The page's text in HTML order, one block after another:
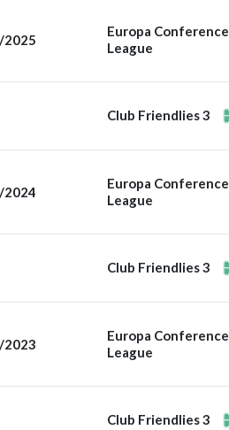
2025
Europa Conference
League
Club Friendlies 3
2024
Europa Conference
League
Club Friendlies 3
2023
Europa Conference
League
Club Friendlies 3